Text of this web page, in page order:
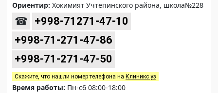
Ориентир: Хокимият Учтепинского района, школа№228
☎
+998-71271-47-10
+998-71-271-47-86
+998-71-271-47-50
Скажите, что нашли номер телефона на Клиникс уз
Время работы: Пн-сб 08:00-18:00